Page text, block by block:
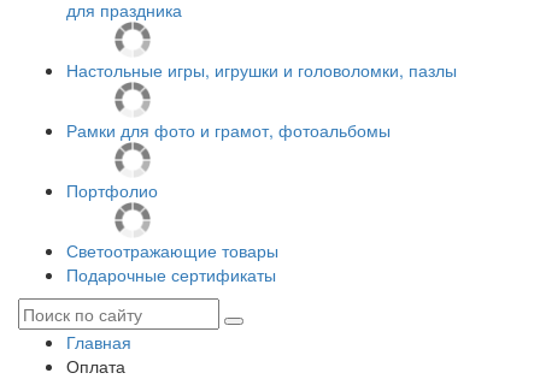
для праздника
Настольные игры, игрушки и головоломки, пазлы
Рамки для фото и грамот, фотоальбомы
Портфолио
Светоотражающие товары
Подарочные сертификаты
Главная
Оплата